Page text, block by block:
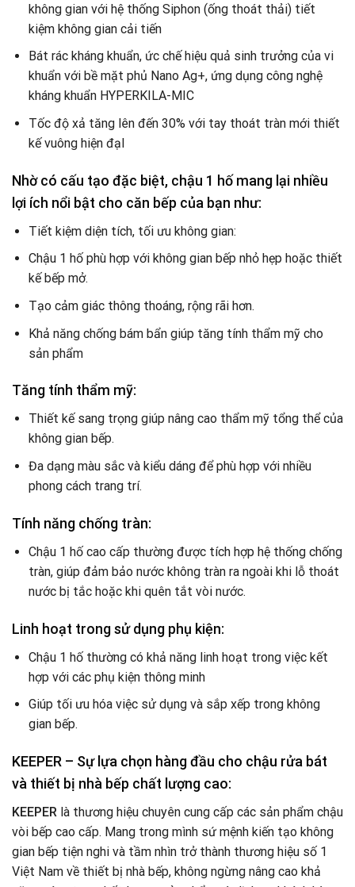
không gian với hệ thống Siphon (ống thoát thải) tiết
kiệm không gian cải tiến
Bát rác kháng khuẩn, ức chế hiệu quả sinh trưởng của vi
khuẩn với bề mặt phủ Nano Ag+, ứng dụng công nghệ
kháng khuẩn HYPERKILA-MIC
Tốc độ xả tăng lên đến 30% với tay thoát tràn mới thiết
kế vuông hiện đạI
Nhờ có cấu tạo đặc biệt, chậu 1 hố mang lại nhiều
lợi ích nổi bật cho căn bếp của bạn như:
Tiết kiệm diện tích, tối ưu không gian:
Chậu 1 hố phù hợp với không gian bếp nhỏ hẹp hoặc thiết
kế bếp mở.
Tạo cảm giác thông thoáng, rộng rãi hơn.
Khả năng chống bám bẩn giúp tăng tính thẩm mỹ cho
sản phẩm
Tăng tính thẩm mỹ:
Thiết kế sang trọng giúp nâng cao thẩm mỹ tổng thể của
không gian bếp.
Đa dạng màu sắc và kiểu dáng để phù hợp với nhiều
phong cách trang trí.
Tính năng chống tràn:
Chậu 1 hố cao cấp thường được tích hợp hệ thống chống
tràn, giúp đảm bảo nước không tràn ra ngoài khi lỗ thoát
nước bị tắc hoặc khi quên tắt vòi nước.
Linh hoạt trong sử dụng phụ kiện:
Chậu 1 hố thường có khả năng linh hoạt trong việc kết
hợp với các phụ kiện thông minh
Giúp tối ưu hóa việc sử dụng và sắp xếp trong không
gian bếp.
KEEPER – Sự lựa chọn hàng đầu cho chậu rửa bát
và thiết bị nhà bếp chất lượng cao:
KEEPER là thương hiệu chuyên cung cấp các sản phẩm chậu
vòi bếp cao cấp. Mang trong mình sứ mệnh kiến tạo không
gian bếp tiện nghi và tầm nhìn trở thành thương hiệu số 1
Việt Nam về thiết bị nhà bếp, không ngừng nâng cao khả